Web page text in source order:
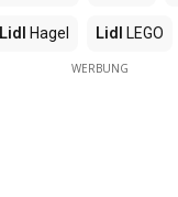
Lidl Hagel Lidl LEGO
WERBUNG